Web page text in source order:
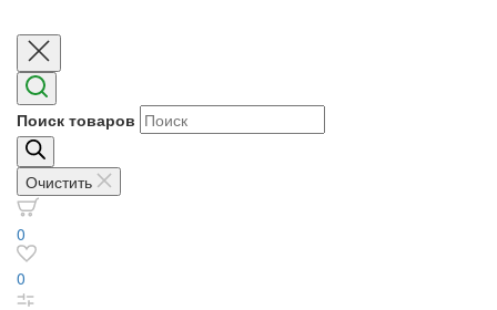
Поиск товаров
Очистить
0
0